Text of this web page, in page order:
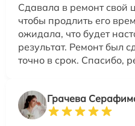
Сдавала в ремонт свой
чтобы продлить его
ожидала, что будет
результат. Ремонт был
точно в срок. Спасибо,
Грачева